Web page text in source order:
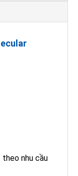
nhu cầu